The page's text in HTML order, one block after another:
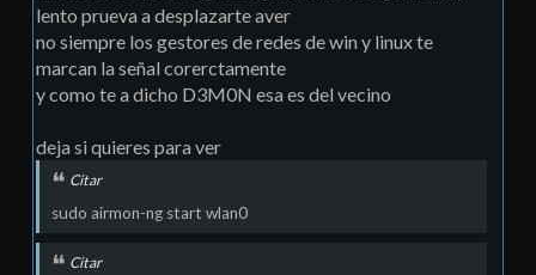
lento prueva a desplazarte aver
no siempre los gestores de redes de win y linux te
marcan la señal corerctamente
y como te a dicho D3M0N esa es del vecino
deja si quieres para ver
Citar
sudo airmon-ng start wlan0
Citar